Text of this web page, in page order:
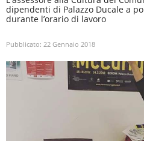
dipendenti di Palazzo Ducale a
durante l’orario di lavoro
Pubblicato: 22 Gennaio 2018